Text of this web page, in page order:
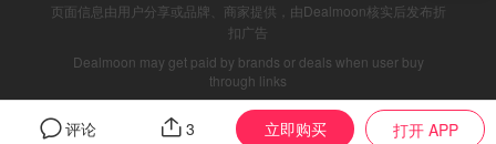
评论 3 立即购买 打开 APP
页面信息由用户分享或品牌、商家提供，由Dealmoon核实后发布折
扣广告
Dealmoon may get paid by brands or deals when user buy
through links